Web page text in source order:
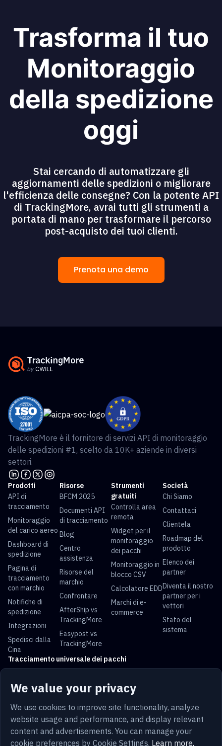
Trasforma il tuo
Monitoraggio
della spedizione
oggi
Stai cercando di automatizzare gli
aggiornamenti delle spedizioni o migliorare
l'efficienza delle consegne? Con la potente API
di TrackingMore, avrai tutti gli strumenti a
portata di mano per trasformare il percorso
post-acquisto dei tuoi clienti.
Prenota una demo
We value your privacy
We use cookies to improve site functionality, analyze
website usage and performance, and display relevant
content and advertisements. You can manage your
cookie preferences by Cookie Settings. Learn more.
TrackingMore è il fornitore di servizi API di monitoraggio
delle spedizioni #1, scelto da 10K+ aziende in diversi
settori.
Prodotti
API di
tracciamento
Monitoraggio
del carico aereo
Dashboard di
spedizione
Pagina di
tracciamento
con marchio
Notifiche di
spedizione
Integrazioni
Spedisci dalla
Cina
Risorse
BFCM 2025
Documenti API
di tracciamento
Blog
Centro
assistenza
Risorse del
marchio
Confrontare
AfterShip vs
TrackingMore
Easypost vs
TrackingMore
Strumenti
gratuiti
Controlla area
remota
Widget per il
monitoraggio
dei pacchi
Monitoraggio in
blocco CSV
Calcolatore EDD
Marchi di e-
commerce
Società
Chi Siamo
Contattaci
Clientela
Roadmap del
prodotto
Elenco dei
partner
Diventa il nostro
partner per i
vettori
Stato del
sistema
Tracciamento universale dei pacchi
USPS
UPS
FedEx
China Post
Royal Mail
Yun Express
Australia Post